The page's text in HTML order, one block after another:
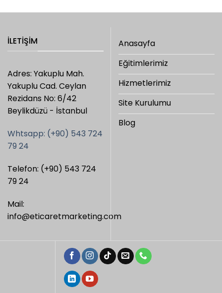
İLETIŞIM
Adres: Yakuplu Mah.
Yakuplu Cad. Ceylan
Rezidans No: 6/42
Beylikdüzü - İstanbul
Whtsapp: (+90) 543 724
79 24
Telefon: (+90) 543 724
79 24
Mail:
info@eticaretmarketing.com
Anasayfa
Eğitimlerimiz
Hizmetlerimiz
Site Kurulumu
Blog